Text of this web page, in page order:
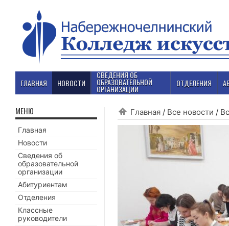
ГЛАВНАЯ НОВОСТИ
СВЕДЕНИЯ ОБ
ОБРАЗОВАТЕЛЬНОЙ
ОРГАНИЗАЦИИ
ОТДЕЛЕНИЯ
Главная / Все новости /
МЕНЮ
Главная
Новости
Сведения об
образовательной
организации
Абитуриентам
Отделения
Классные
руководители